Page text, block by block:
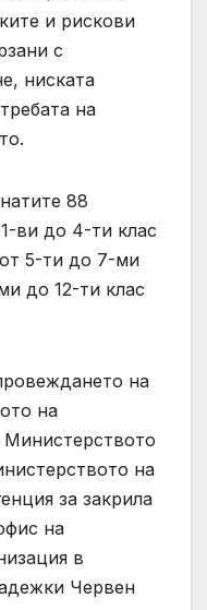
и рискови
с
ниската
на
88
ви до 4-ти клас
5-ти до 7-ми
до 12-ти клас
на
на
Министерството
на
за закрила
на
в
Червен